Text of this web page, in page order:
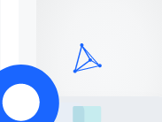
/ David Fouques